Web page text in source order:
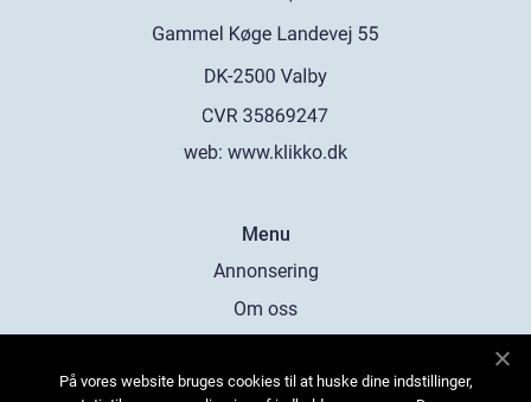
web: www.klikko.dk
Menu
Annonsering
Om oss
Kontakta oss
På vores website bruges cookies til at huske dine indstillinger,